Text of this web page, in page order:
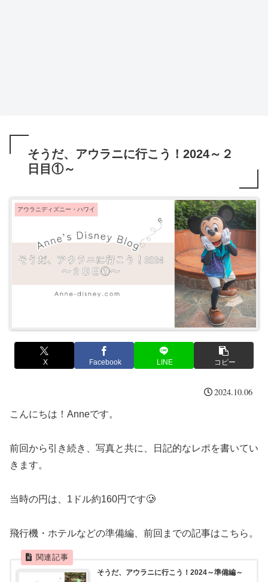
そうだ、アウラニに行こう！2024～２
日目①～
アウラニディズニー・ハワイ
X Facebook LINE コピー
2024.10.06
こんにちは！Anneです。
前回から引き続き、写真と共に、日記的なレポを書いてい
きます。
当時の円は、1ドル約160円です🥲
飛行機・ホテルなどの準備編、前回までの記事はこちら。
そうだ、アウラニに行こう！2024～準備編～